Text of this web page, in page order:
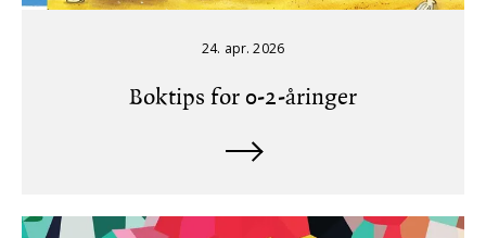
24. apr. 2026
Boktips for 0-2-åringer